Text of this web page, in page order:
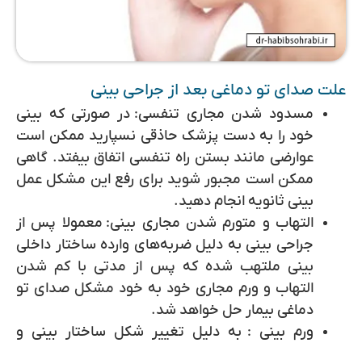
علت صدای تو دماغی بعد از جراحی بینی
مسدود شدن مجاری تنفسی:در صورتی که بینی
خود را به دست پزشک حاذقی نسپارید ممکن است
عوارضی مانند بستن راه تنفسی اتفاق بیفتد. گاهی
ممکن است مجبور شوید برای رفع این مشکل عمل
بینی ثانویه انجام دهید.
التهاب و متورم شدن مجاری بینی: معمولا پس از
جراحی بینی به دلیل ضربه‌های وارده ساختار داخلی
بینی ملتهب شده که پس از مدتی با کم شدن
التهاب و ورم مجاری خود به خود مشکل صدای تو
دماغی بیمار حل خواهد شد.
ورم بینی : به دلیل تغییر شکل ساختار بینی و